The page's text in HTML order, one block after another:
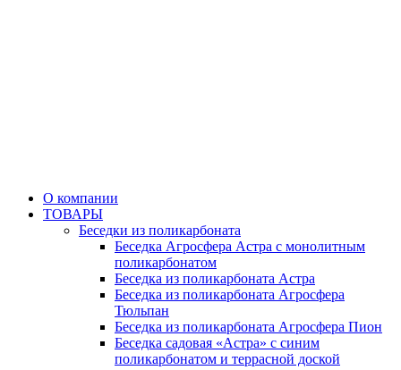
О компании
ТОВАРЫ
Беседки из поликарбоната
Беседка Агросфера Астра с монолитным
поликарбонатом
Беседка из поликарбоната Астра
Беседка из поликарбоната Агросфера
Тюльпан
Беседка из поликарбоната Агросфера Пион
Беседка садовая «Астра» с синим
поликарбонатом и террасной доской